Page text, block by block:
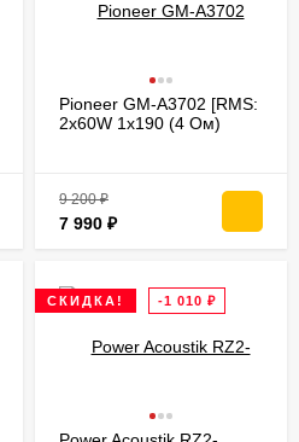
Pioneer GM-A3702 [RMS:
2x60W 1x190 (4 Ом)
9 200₽
7 990 ₽
СКИДКА! -1 010 ₽